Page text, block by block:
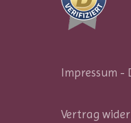
Impressum -
Vertrag